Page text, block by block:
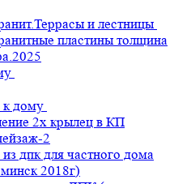
и лестницы
пластины толщина
дому
2х крылец в КП
2
дпк для частного дома
2018г)